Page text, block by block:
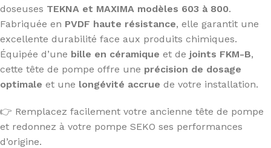
doseuses TEKNA et MAXIMA modèles 603 à 800.
Fabriquée en PVDF haute résistance, elle garantit une
excellente durabilité face aux produits chimiques.
Équipée d’une bille en céramique et de joints FKM-B,
cette tête de pompe offre une précision de dosage
optimale et une longévité accrue de votre installation.
👉 Remplacez facilement votre ancienne tête de pompe
et redonnez à votre pompe SEKO ses performances
d’origine.